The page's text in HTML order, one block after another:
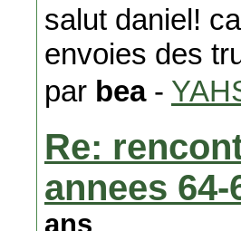
salut daniel!
envoies des
par bea-
Re:
annees
ans